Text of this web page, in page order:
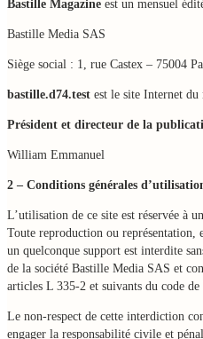
Bastille Magazine est un mensuel
Bastille Media SAS
Siège social : 1, rue Castex – 75004
bastille.d74.test est le site Internet du
Président et directeur de la
William Emmanuel
2 – Conditions générales
L’utilisation de ce site est réservée à
Toute reproduction ou représentation,
un quelconque support est interdite
de la société Bastille Media SAS et
articles L 335-2 et suivants du code
Le non-respect de cette interdiction
engager la responsabilité civile et